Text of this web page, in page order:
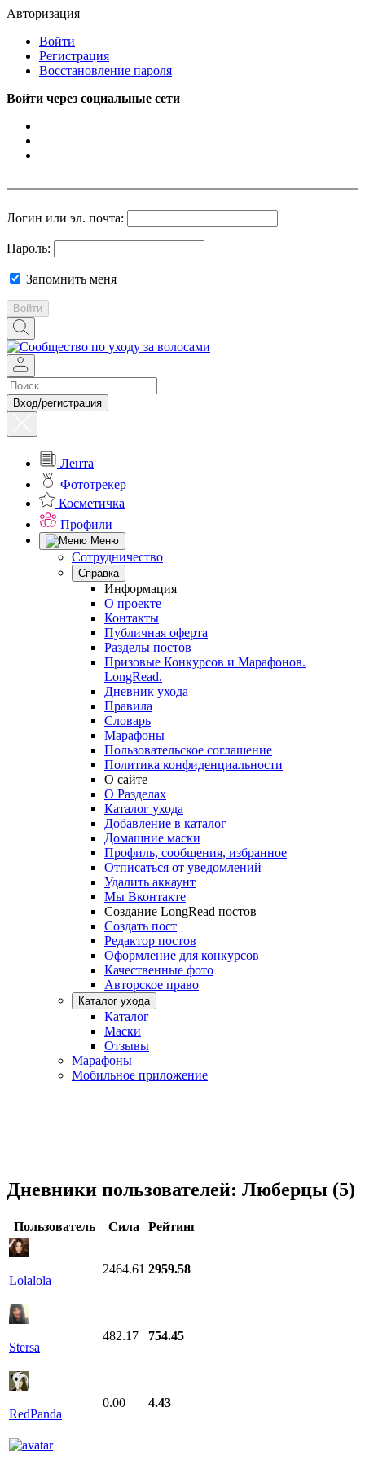
Авторизация
Войти
Регистрация
Восстановление пароля
Войти через социальные сети
Логин или эл. почта:
Пароль:
Запомнить меня
Войти
Вход/регистрация
Лента
Фототрекер
Косметичка
Профили
Меню
Сотрудничество
Справка
Информация
О проекте
Контакты
Публичная оферта
Разделы постов
Призовые Конкурсов и Марафонов.
LongRead.
Дневник ухода
Правила
Словарь
Марафоны
Пользовательское соглашение
Политика конфиденциальности
О сайте
О Разделах
Каталог ухода
Добавление в каталог
Домашние маски
Профиль, сообщения, избранное
Отписаться от уведомлений
Удалить аккаунт
Мы Вконтакте
Создание LongRead постов
Создать пост
Редактор постов
Оформление для конкурсов
Качественные фото
Авторское право
Каталог ухода
Каталог
Маски
Отзывы
Марафоны
Мобильное приложение
Дневники пользователей: Люберцы (5)
Пользователь Сила Рейтинг
Lolalola
2464.61 2959.58
Stersa
482.17 754.45
RedPanda
0.00 4.43